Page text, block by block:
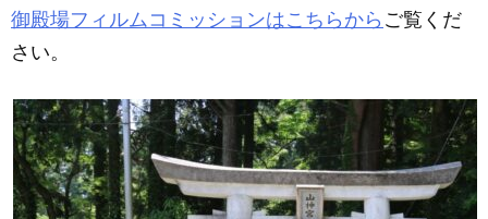
御殿場フィルムコミッションはこちらから ご覧くだ
さい。